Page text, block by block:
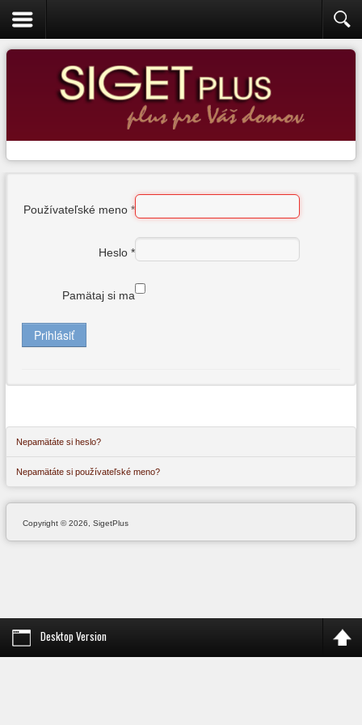
Administrácia
Používateľské meno *
Heslo *
Pamätaj si ma
Prihlásiť
Nepamätáte si heslo?
Nepamätáte si používateľské meno?
Copyright © 2026, SigetPlus
Desktop Version